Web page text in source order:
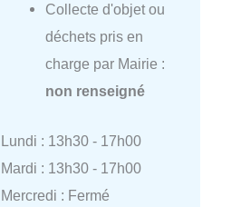
Collecte d'objet ou
déchets pris en
charge par Mairie :
non renseigné
Lundi : 13h30 - 17h00
Mardi : 13h30 - 17h00
Mercredi : Fermé